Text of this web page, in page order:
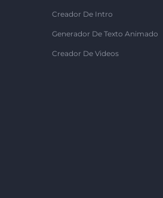
Creador De Intro
Generador De Texto Animado
Creador De Videos